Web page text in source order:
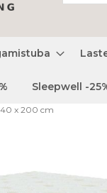
Sleepwell -
x 200 cm